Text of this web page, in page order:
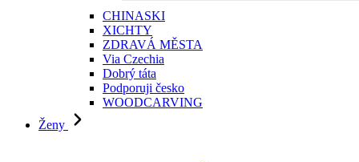
CHINASKI
XICHTY
ZDRAVÁ MĚSTA
Via Czechia
Dobrý táta
Podporuji česko
WOODCARVING
Ženy